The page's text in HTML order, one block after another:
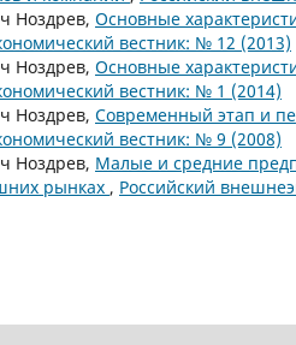
Ноздрев, Основные
вестник: № 12 (2013)
Ноздрев, Основные
вестник: № 1 (2014)
Ноздрев, Современный этап и
вестник: № 9 (2008)
Ноздрев, Малые и средние
рынках , Российский